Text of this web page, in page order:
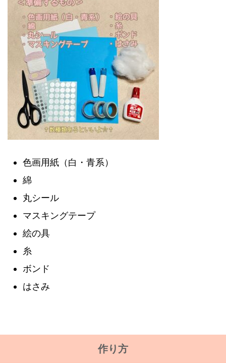
色画用紙（白・青系）
綿
丸シール
マスキングテープ
絵の具
糸
ボンド
はさみ
作り方